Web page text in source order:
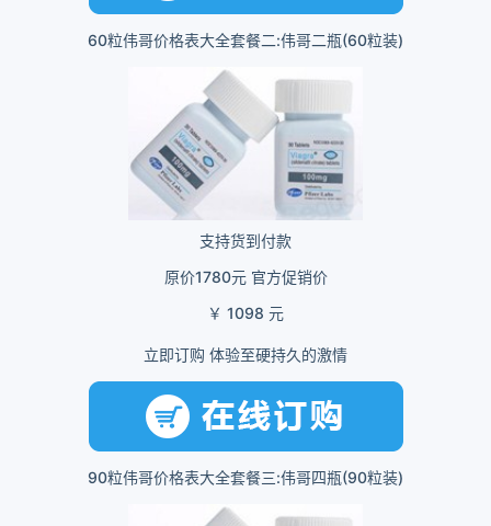
60粒伟哥价格表大全套餐二:伟哥二瓶(60粒装)
支持货到付款
原价1780元 官方促销价
￥ 1098 元
立即订购 体验至硬持久的激情
90粒伟哥价格表大全套餐三:伟哥四瓶(90粒装)